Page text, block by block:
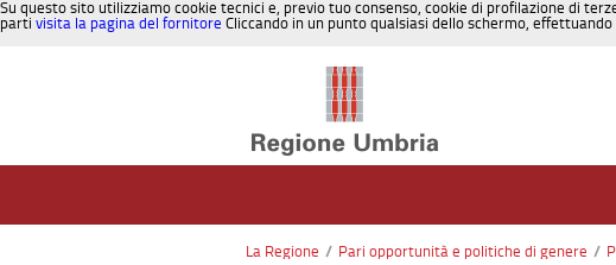
Su questo sito utilizziamo cookie tecnici e, previo tuo consenso, cookie di profilazione di
parti visita la pagina del fornitore Cliccando in un punto qualsiasi dello schermo,
La Regione / Pari opportunità e politiche di genere /